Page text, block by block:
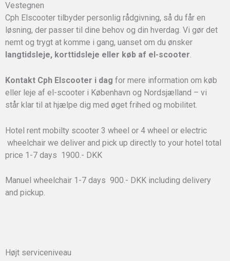
Vestegnen
Cph Elscooter tilbyder personlig rådgivning, så du får en
løsning, der passer til dine behov og din hverdag. Vi gør det
nemt og trygt at komme i gang, uanset om du ønsker
langtidsleje, korttidsleje eller køb af el-scooter.
Kontakt Cph Elscooter i dag for mere information om køb
eller leje af el-scooter i København og Nordsjælland – vi
står klar til at hjælpe dig med øget frihed og mobilitet.
Hotel rent mobilty scooter 3 wheel or 4 wheel or electric
wheelchair we deliver and pick up directly to your hotel total
price 1-7 days 1900.- DKK
Manuel wheelchair 1-7 days 900.- DKK including delivery
and pickup.
Højt serviceniveau